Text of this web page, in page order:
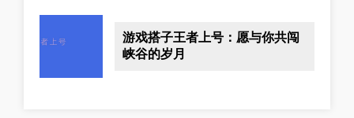
游戏搭子王者上号：愿与你共闯
峡谷的岁月